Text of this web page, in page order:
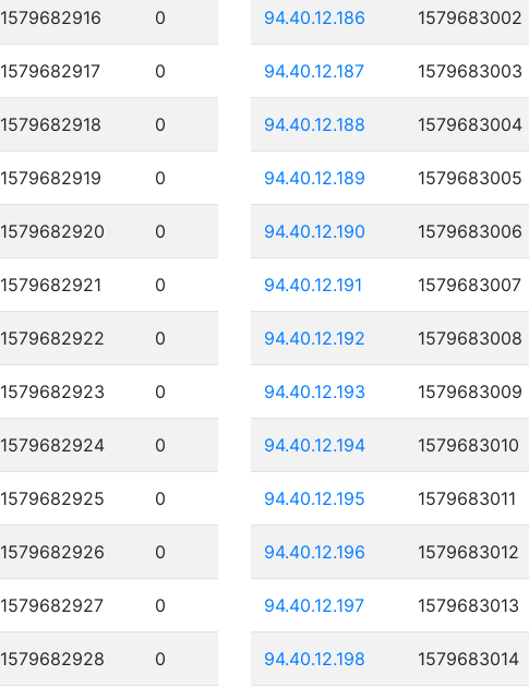
1579682916 0
1579682917 0
1579682918 0
1579682919 0
1579682920 0
1579682921 0
1579682922 0
1579682923 0
1579682924 0
1579682925 0
1579682926 0
1579682927 0
1579682928 0
94.40.12.186 1579683002
94.40.12.187 1579683003
94.40.12.188 1579683004
94.40.12.189 1579683005
94.40.12.190 1579683006
94.40.12.191 1579683007
94.40.12.192 1579683008
94.40.12.193 1579683009
94.40.12.194 1579683010
94.40.12.195 1579683011
94.40.12.196 1579683012
94.40.12.197 1579683013
94.40.12.198 1579683014